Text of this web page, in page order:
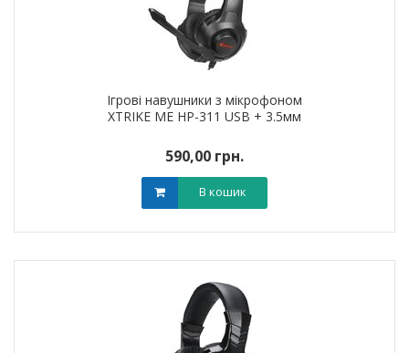
Ігрові навушники з мікрофоном
XTRIKE ME HP-311 USB + 3.5мм
590,00 грн.
В кошик